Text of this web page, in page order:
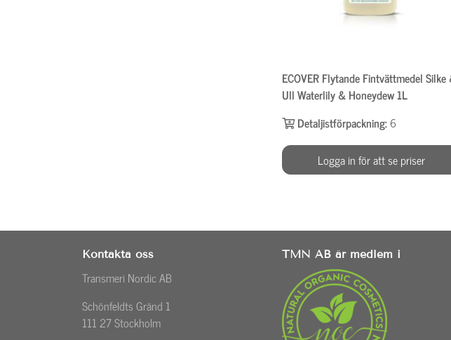
ECOVER Flytande Fintvättmedel Silke
Ull Waterlily & Honeydew 1L
Detaljistförpackning:6
Logga in för att se priser
Kontakta oss
Transmeri Nordic AB
Schönfeldts Gränd 1
111 27 Stockholm
TMN AB är medlem i